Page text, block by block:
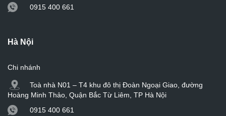
0915 400 661
Hà Nội
Chi nhánh
Toà nhà N01 – T4 khu đô thị Đoàn Ngoại Giao, đường
Hoàng Minh Thảo, Quận Bắc Từ Liêm, TP Hà Nội
0915 400 661